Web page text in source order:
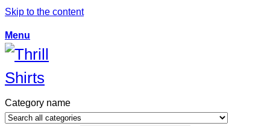
Skip to the content
Menu
Category name